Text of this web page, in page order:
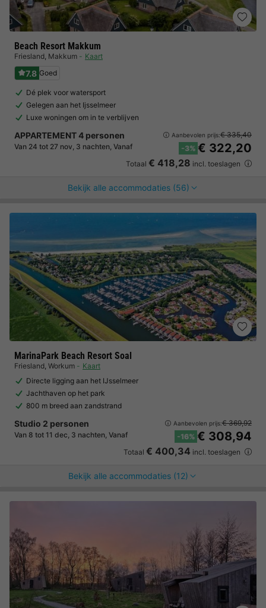
Beach Resort Makkum
Friesland, Makkum Kaart
7.8 Goed
Dé plek voor watersport
Gelegen aan het Ijsselmeer
Luxe woningen om in te verblijven
APPARTEMENT 4 personen
Van 24 tot 27 nov, 3 nachten, Vanaf
Aanbevolen prijs:€ 335,40
-3% € 322,20
Totaal € 418,28 incl. toeslagen
Bekijk alle accommodaties (56)
MarinaPark Beach Resort Soal
Friesland, Workum
Kaart
Directe ligging aan het IJsselmeer
Jachthaven op het park
800 m breed aan zandstrand
Studio 2 personen
Van 8 tot 11 dec, 3 nachten, Vanaf
Aanbevolen prijs:€ 369,92
-16% € 308,94
Totaal € 400,34 incl. toeslagen
Bekijk alle accommodaties (12)